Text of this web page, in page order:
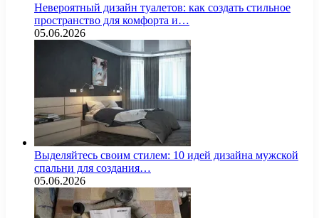
Невероятный дизайн туалетов: как создать стильное
пространство для комфорта и…
05.06.2026
Выделяйтесь своим стилем: 10 идей дизайна мужской
спальни для создания…
05.06.2026